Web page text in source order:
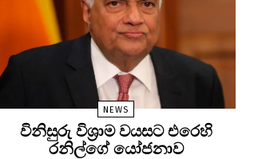
NEWS
විනිසුරු විශ්‍රාම වයසට එරෙහි
රනිල්ගේ යෝජනාව